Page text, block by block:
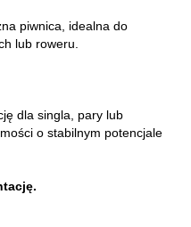
piwnica, idealna do
lub roweru.
dla singla, pary lub
o stabilnym potencjale